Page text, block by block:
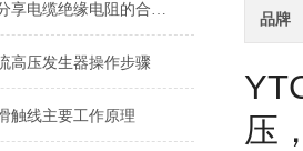
康登电气分享电缆绝缘电阻的合格范围及测试电压
高压发生器操作步骤
触线主要工作原理
品牌
压